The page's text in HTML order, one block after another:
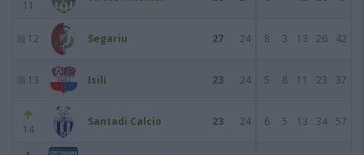
11
12 Segariu 27 24 8 3 13 26 42
13 Isili 23 24 5 8 11 23 37
14
Santadi Calcio 23 24 6 5 13 34 57